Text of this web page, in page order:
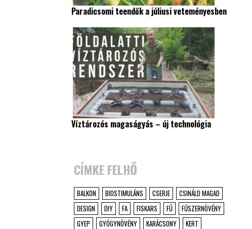
Paradicsomi teendők a júliusi veteményesben
Víztározós magaságyás – új technológia
CÍMKE FELHŐ
BALKON BIOSTIMULÁNS CSERJE
CSINÁLD MAGAD
DESIGN
DIY FA FISKARS FŰ
FŰSZERNÖVÉNY
GYEP
GYÓGYNÖVÉNY KARÁCSONY
KERT